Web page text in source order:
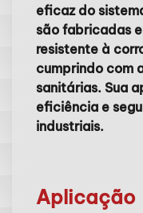
eficaz do
são fabricadas
resistente à
cumprindo com
sanitárias. Sua
eficiência e
industriais.
Aplicação